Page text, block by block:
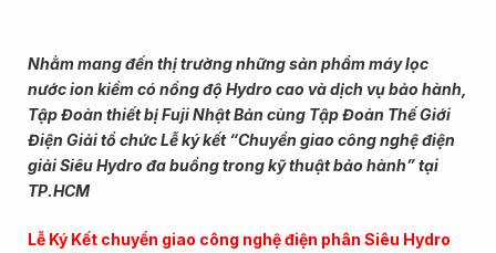
Nhằm mang đến thị trường những sản phẩm máy lọc
nước ion kiềm có nồng độ Hydro cao và dịch vụ bảo hành,
Tập Đoàn thiết bị Fuji Nhật Bản cùng Tập Đoàn Thế Giới
Điện Giải tổ chức Lễ ký kết “Chuyển giao công nghệ điện
giải Siêu Hydro đa buồng trong kỹ thuật bảo hành” tại
TP.HCM
Lễ Ký Kết chuyển giao công nghệ điện phân Siêu Hydro